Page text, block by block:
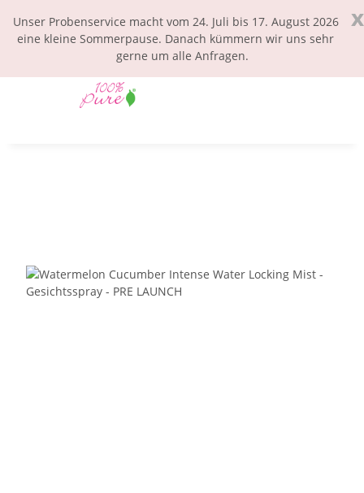
x
Unser Probenservice macht vom 24. Juli bis 17. August 2026
eine kleine Sommerpause. Danach kümmern wir uns sehr
gerne um alle Anfragen.